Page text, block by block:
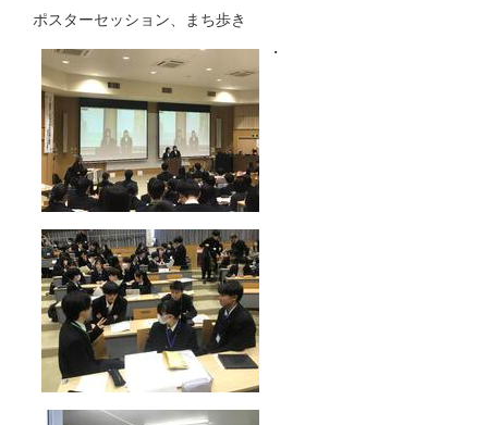
ポスターセッション、まち歩き
・